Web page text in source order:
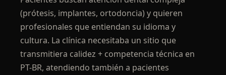
(prótesis, implantes, ortodoncia) y quieren
profesionales que entiendan su idioma y
cultura. La clínica necesitaba un sitio que
transmitiera calidez + competencia técnica en
PT-BR, atendiendo también a pacientes